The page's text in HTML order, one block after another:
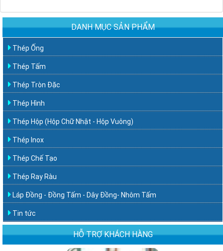
DANH MỤC SẢN PHẨM
Thép Ống
Thép Tấm
Thép Tròn Đặc
Thép Hình
Thép Hộp (Hộp Chữ Nhật - Hộp Vuông)
Thép Inox
Thép Chế Tạo
Thép Ray Ràu
Láp Đồng - Đồng Tấm - Dây Đồng- Nhôm Tấm
Tin tức
HỖ TRỢ KHÁCH HÀNG